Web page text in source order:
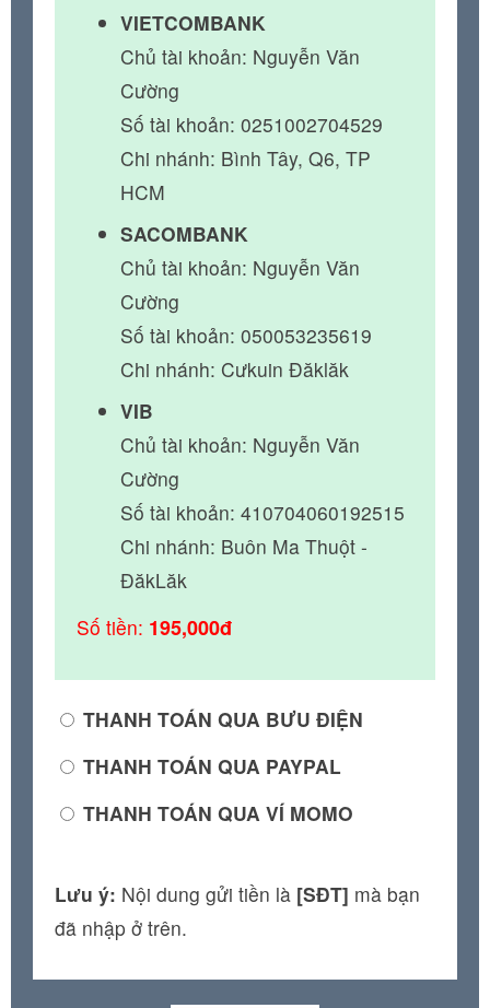
VIETCOMBANK
Chủ tài khoản: Nguyễn Văn
Cường
Số tài khoản: 0251002704529
Chi nhánh: Bình Tây, Q6, TP
HCM
SACOMBANK
Chủ tài khoản: Nguyễn Văn
Cường
Số tài khoản: 050053235619
Chi nhánh: Cưkuin Đăklăk
VIB
Chủ tài khoản: Nguyễn Văn
Cường
Số tài khoản: 410704060192515
Chi nhánh: Buôn Ma Thuột -
ĐăkLăk
Số tiền: 195,000đ
THANH TOÁN QUA BƯU ĐIỆN
THANH TOÁN QUA PAYPAL
THANH TOÁN QUA VÍ MOMO
Lưu ý: Nội dung gửi tiền là [SĐT] mà bạn
đã nhập ở trên.